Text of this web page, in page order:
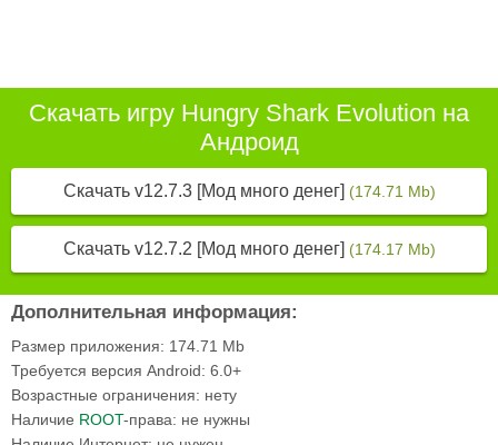
Скачать игру Hungry Shark Evolution на
Андроид
Скачать v12.7.3 [Мод много денег] (174.71 Mb)
Скачать v12.7.2 [Мод много денег] (174.17 Mb)
Дополнительная информация:
Размер приложения: 174.71 Mb
Требуется версия Android: 6.0+
Возрастные ограничения: нету
Наличие ROOT-права: не нужны